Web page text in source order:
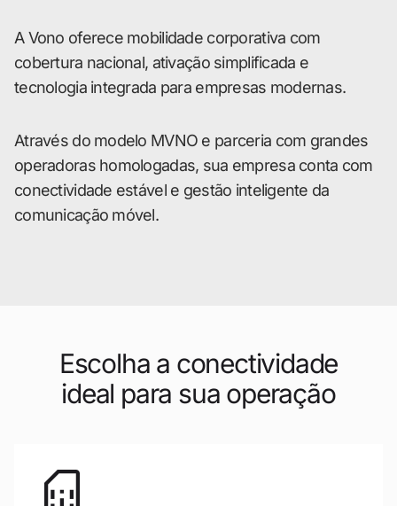
A Vono oferece mobilidade corporativa com
cobertura nacional, ativação simplificada e
tecnologia integrada para empresas modernas.
Através do modelo MVNO e parceria com grandes
operadoras homologadas, sua empresa conta com
conectividade estável e gestão inteligente da
comunicação móvel.
Escolha a conectividade
ideal para sua operação